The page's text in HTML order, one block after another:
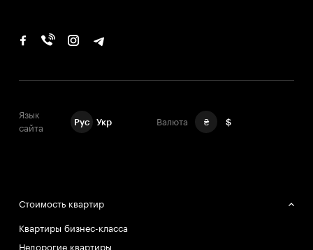
Язык
сайта
Рус Укр Валюта ₴ $
Стоимость квартир
Квартиры бизнес-класса
Недорогие квартиры